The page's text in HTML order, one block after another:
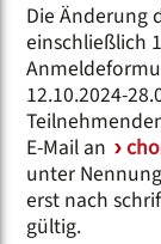
Die Änderung
einschließlich
12.10.2024-
E-Mail an
unter
erst nach
gültig.